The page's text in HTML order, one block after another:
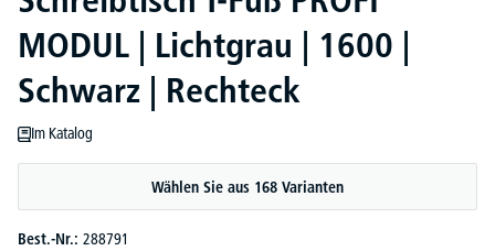
MODUL | Lichtgrau | 1600 |
Schwarz | Rechteck
Im Katalog
Wählen Sie aus 168 Varianten
Best.-Nr.: 288791